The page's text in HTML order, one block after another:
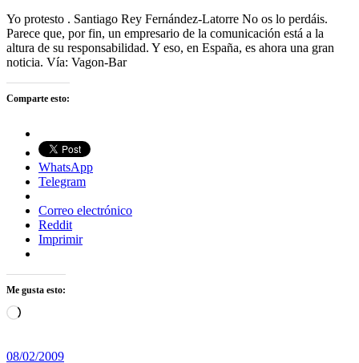
Yo protesto . Santiago Rey Fernández-Latorre No os lo perdáis.
Parece que, por fin, un empresario de la comunicación está a la
altura de su responsabilidad. Y eso, en España, es ahora una gran
noticia. Vía: Vagon-Bar
Comparte esto:
WhatsApp
Telegram
Correo electrónico
Reddit
Imprimir
Me gusta esto:
Cargando...
08/02/2009